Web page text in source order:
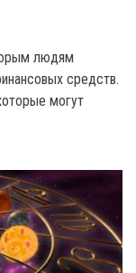
людям
средств.
могут